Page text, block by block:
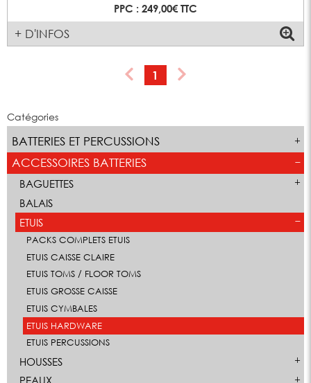
Catégories
BATTERIES ET PERCUSSIONS
ACCESSOIRES BATTERIES
BAGUETTES
BALAIS
ETUIS
PACKS COMPLETS ETUIS
ETUIS CAISSE CLAIRE
ETUIS TOMS / FLOOR TOMS
ETUIS GROSSE CAISSE
ETUIS CYMBALES
ETUIS HARDWARE
ETUIS PERCUSSIONS
HOUSSES
PPC : 249,00€ TTC
+ D'INFOS
1